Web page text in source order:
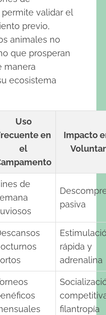
validar el
previo,
animales no
que prosperan
manera
ecosistema
Uso
en
el
Impacto
de
pasiva
rápida y
adrenalina
filantropía